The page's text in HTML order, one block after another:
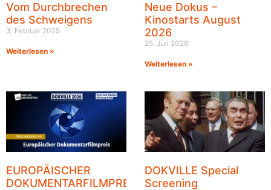
Vom Durchbrechen
des Schweigens
3. Februar 2025
Weiterlesen »
Neue Dokus –
Kinostarts August
2026
25. Juli 2026
Weiterlesen »
EUROPÄISCHER
DOKUMENTARFILMPREIS
DOKVILLE Special
Screening